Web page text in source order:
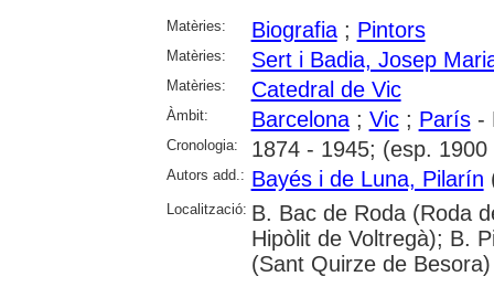
Matèries: Biografia; Pintors
Matèries: Sert i Badia, Josep
Matèries: Catedral de Vic
Àmbit: Barcelona; Vic; París-
Cronologia: 1874 - 1945; (esp. 1900
Autors add.: Bayés i de Luna, Pilarín
Localització: B. Bac de Roda (Roda
Hipòlit de Voltregà); B.
(Sant Quirze de Besora)